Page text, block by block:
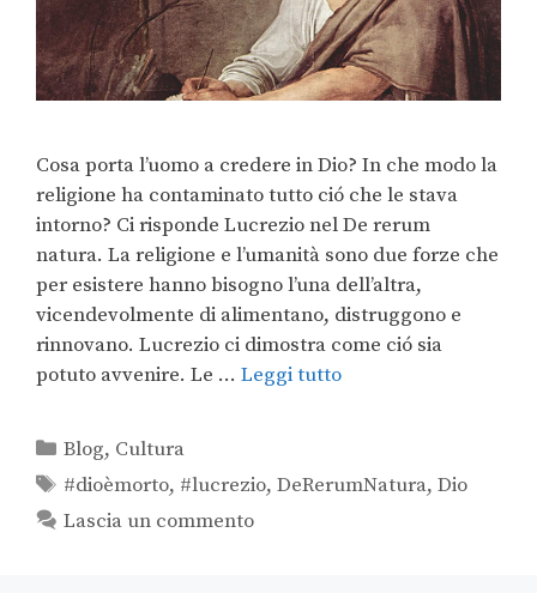
Cosa porta l’uomo a credere in Dio? In che modo la
religione ha contaminato tutto ció che le stava
intorno? Ci risponde Lucrezio nel De rerum
natura. La religione e l’umanità sono due forze che
per esistere hanno bisogno l’una dell’altra,
vicendevolmente di alimentano, distruggono e
rinnovano. Lucrezio ci dimostra come ció sia
potuto avvenire. Le … Leggi tutto
Blog, Cultura
#dioèmorto, #lucrezio,DeRerumNatura,Dio
Lascia un commento